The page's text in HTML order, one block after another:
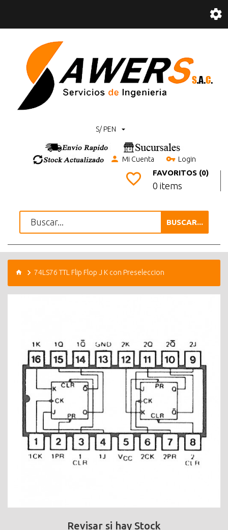
S/ PEN
Mi Cuenta Login
FAVORITOS (0)
0 items
BUSCAR...
74LS76 TTL Flip Flop J K con Preseleccion
Revisar si hay Stock